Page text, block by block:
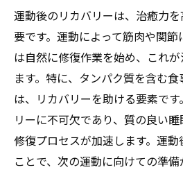
運動後のリカバリーは、治癒力
要です。運動によって筋肉や関
は自然に修復作業を始め、これ
ます。特に、タンパク質を含む
は、リカバリーを助ける要素で
リーに不可欠であり、質の良い
修復プロセスが加速します。運
ことで、次の運動に向けての準